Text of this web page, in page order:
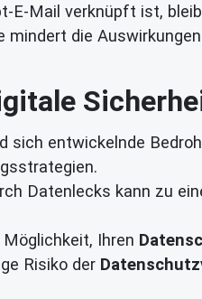
E-Mail verknüpft ist,
die
sich entwickelnde
Datenlecks kann zu
Ihren
Risiko der